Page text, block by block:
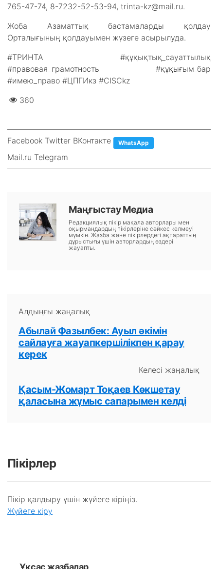
765-47-74, 8-7232-52-53-94, trinta-kz@mail.ru.
Жоба Азаматтық бастамаларды қолдау
Орталығының қолдауымен жүзеге асырылуда.
#ТРИНТА #құқықтық_сауаттылық
#правовая_грамотность #құқығым_бар
#имею_право #ЦПГИкз #CISCkz
360
Facebook Twitter ВКонтакте WhatsApp
Mail.ru Telegram
Маңғыстау Медиа
Редакциялық пікір мақала авторлары мен
оқырмандардың пікірлеріне сәйкес келмеуі
мүмкін. Жазба және пікірлердегі ақпараттың
дұрыстығы үшін авторлардың өздері
жауапты.
Алдыңғы жаңалық
Абылай Фазылбек: Ауыл әкімін
сайлауға жауапкершілікпен қарау
керек
Келесі жаңалық
Қасым-Жомарт Тоқаев Көкшетау
қаласына жұмыс сапарымен келді
Пікірлер
Пікір қалдыру үшін жүйеге кіріңіз.
Жүйеге кіру
Ұқсас жазбалар